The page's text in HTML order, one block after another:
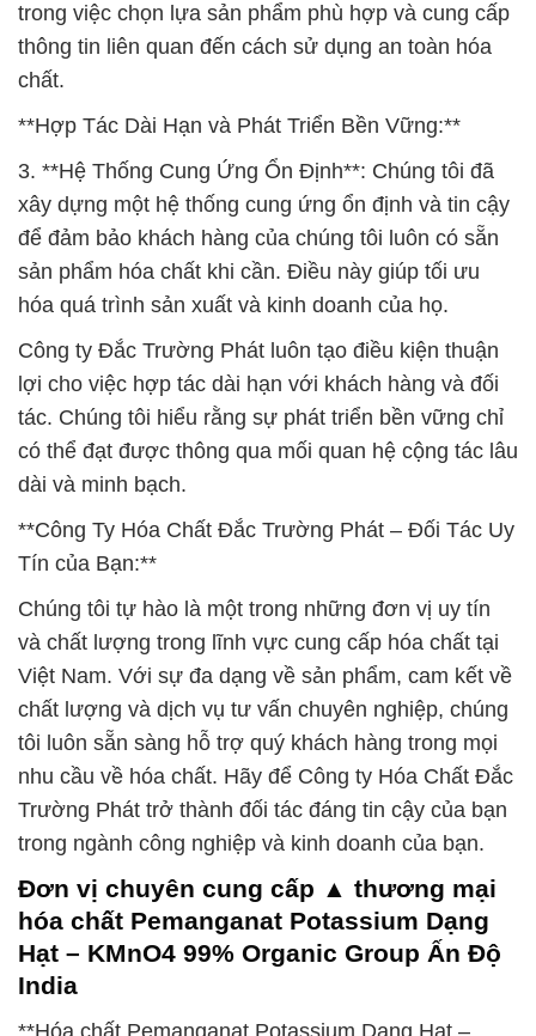
trong việc chọn lựa sản phẩm phù hợp và cung cấp
thông tin liên quan đến cách sử dụng an toàn hóa
chất.
**Hợp Tác Dài Hạn và Phát Triển Bền Vững:**
3. **Hệ Thống Cung Ứng Ổn Định**: Chúng tôi đã
xây dựng một hệ thống cung ứng ổn định và tin cậy
để đảm bảo khách hàng của chúng tôi luôn có sẵn
sản phẩm hóa chất khi cần. Điều này giúp tối ưu
hóa quá trình sản xuất và kinh doanh của họ.
Công ty Đắc Trường Phát luôn tạo điều kiện thuận
lợi cho việc hợp tác dài hạn với khách hàng và đối
tác. Chúng tôi hiểu rằng sự phát triển bền vững chỉ
có thể đạt được thông qua mối quan hệ cộng tác lâu
dài và minh bạch.
**Công Ty Hóa Chất Đắc Trường Phát – Đối Tác Uy
Tín của Bạn:**
Chúng tôi tự hào là một trong những đơn vị uy tín
và chất lượng trong lĩnh vực cung cấp hóa chất tại
Việt Nam. Với sự đa dạng về sản phẩm, cam kết về
chất lượng và dịch vụ tư vấn chuyên nghiệp, chúng
tôi luôn sẵn sàng hỗ trợ quý khách hàng trong mọi
nhu cầu về hóa chất. Hãy để Công ty Hóa Chất Đắc
Trường Phát trở thành đối tác đáng tin cậy của bạn
trong ngành công nghiệp và kinh doanh của bạn.
Đơn vị chuyên cung cấp ▲ thương mại
hóa chất Pemanganat Potassium Dạng
Hạt – KMnO4 99% Organic Group Ấn Độ
India
**Hóa chất Pemanganat Potassium Dạng Hạt –